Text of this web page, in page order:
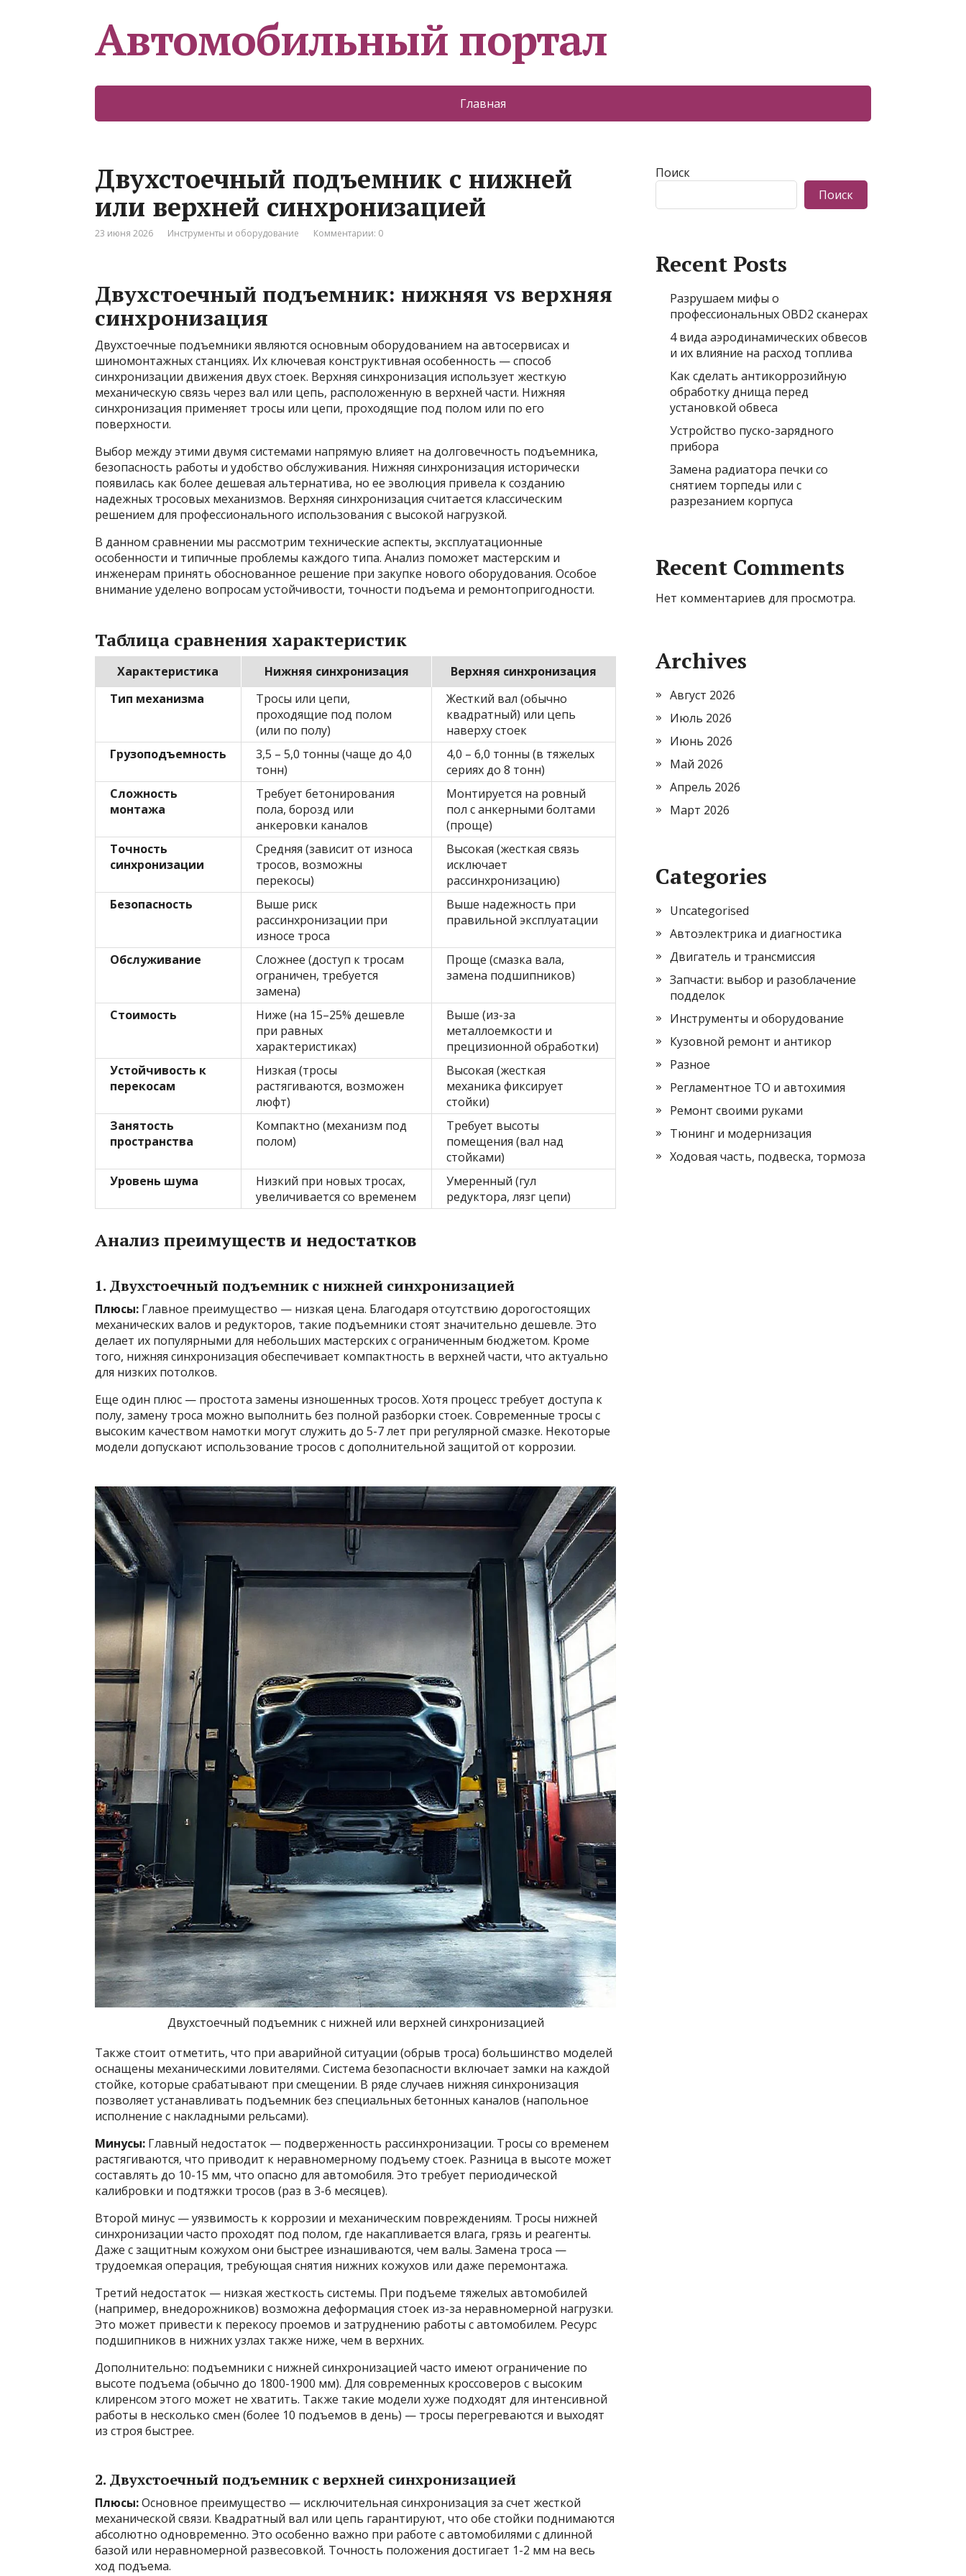
Автомобильный портал
Главная
Двухстоечный подъемник с нижней
или верхней синхронизацией
23 июня 2026 Инструменты и оборудование Комментарии: 0
Двухстоечный подъемник: нижняя vs верхняя
синхронизация
Двухстоечные подъемники являются основным оборудованием на автосервисах и
шиномонтажных станциях. Их ключевая конструктивная особенность — способ
синхронизации движения двух стоек. Верхняя синхронизация использует жесткую
механическую связь через вал или цепь, расположенную в верхней части. Нижняя
синхронизация применяет тросы или цепи, проходящие под полом или по его
поверхности.
Выбор между этими двумя системами напрямую влияет на долговечность подъемника,
безопасность работы и удобство обслуживания. Нижняя синхронизация исторически
появилась как более дешевая альтернатива, но ее эволюция привела к созданию
надежных тросовых механизмов. Верхняя синхронизация считается классическим
решением для профессионального использования с высокой нагрузкой.
В данном сравнении мы рассмотрим технические аспекты, эксплуатационные
особенности и типичные проблемы каждого типа. Анализ поможет мастерским и
инженерам принять обоснованное решение при закупке нового оборудования. Особое
внимание уделено вопросам устойчивости, точности подъема и ремонтопригодности.
Таблица сравнения характеристик
Характеристика Нижняя синхронизация
Верхняя синхронизация
Тип механизма
Тросы или цепи,
проходящие под полом
(или по полу)
Жесткий вал (обычно
квадратный) или цепь
наверху стоек
Грузоподъемность
3,5 – 5,0 тонны (чаще до 4,0
тонн)
4,0 – 6,0 тонны (в тяжелых
сериях до 8 тонн)
Сложность
монтажа
Требует бетонирования
пола, борозд или
анкеровки каналов
Монтируется на ровный
пол с анкерными болтами
(проще)
Точность
синхронизации
Средняя (зависит от износа
тросов, возможны
перекосы)
Высокая (жесткая связь
исключает
рассинхронизацию)
Безопасность
Выше риск
рассинхронизации при
износе троса
Выше надежность при
правильной эксплуатации
Обслуживание
Сложнее (доступ к тросам
ограничен, требуется
замена)
Проще (смазка вала,
замена подшипников)
Стоимость
Ниже (на 15–25% дешевле
при равных
характеристиках)
Выше (из-за
металлоемкости и
прецизионной обработки)
Устойчивость к
перекосам
Низкая (тросы
растягиваются, возможен
люфт)
Высокая (жесткая
механика фиксирует
стойки)
Занятость
пространства
Компактно (механизм под
полом)
Требует высоты
помещения (вал над
стойками)
Уровень шума
Низкий при новых тросах,
увеличивается со временем
Умеренный (гул
редуктора, лязг цепи)
Анализ преимуществ и недостатков
1. Двухстоечный подъемник с нижней синхронизацией
Плюсы: Главное преимущество — низкая цена. Благодаря отсутствию дорогостоящих
механических валов и редукторов, такие подъемники стоят значительно дешевле. Это
делает их популярными для небольших мастерских с ограниченным бюджетом. Кроме
того, нижняя синхронизация обеспечивает компактность в верхней части, что актуально
для низких потолков.
Еще один плюс — простота замены изношенных тросов. Хотя процесс требует доступа к
полу, замену троса можно выполнить без полной разборки стоек. Современные тросы с
высоким качеством намотки могут служить до 5-7 лет при регулярной смазке. Некоторые
модели допускают использование тросов с дополнительной защитой от коррозии.
Двухстоечный подъемник с нижней или верхней синхронизацией
Также стоит отметить, что при аварийной ситуации (обрыв троса) большинство моделей
оснащены механическими ловителями. Система безопасности включает замки на каждой
стойке, которые срабатывают при смещении. В ряде случаев нижняя синхронизация
позволяет устанавливать подъемник без специальных бетонных каналов (напольное
исполнение с накладными рельсами).
Минусы: Главный недостаток — подверженность рассинхронизации. Тросы со временем
растягиваются, что приводит к неравномерному подъему стоек. Разница в высоте может
составлять до 10-15 мм, что опасно для автомобиля. Это требует периодической
калибровки и подтяжки тросов (раз в 3-6 месяцев).
Второй минус — уязвимость к коррозии и механическим повреждениям. Тросы нижней
синхронизации часто проходят под полом, где накапливается влага, грязь и реагенты.
Даже с защитным кожухом они быстрее изнашиваются, чем валы. Замена троса —
трудоемкая операция, требующая снятия нижних кожухов или даже перемонтажа.
Третий недостаток — низкая жесткость системы. При подъеме тяжелых автомобилей
(например, внедорожников) возможна деформация стоек из-за неравномерной нагрузки.
Это может привести к перекосу проемов и затруднению работы с автомобилем. Ресурс
подшипников в нижних узлах также ниже, чем в верхних.
Дополнительно: подъемники с нижней синхронизацией часто имеют ограничение по
высоте подъема (обычно до 1800-1900 мм). Для современных кроссоверов с высоким
клиренсом этого может не хватить. Также такие модели хуже подходят для интенсивной
работы в несколько смен (более 10 подъемов в день) — тросы перегреваются и выходят
из строя быстрее.
2. Двухстоечный подъемник с верхней синхронизацией
Плюсы:Основное преимущество — исключительная синхронизация за счет жесткой
механической связи. Квадратный вал или цепь гарантируют, что обе стойки поднимаются
абсолютно одновременно. Это особенно важно при работе с автомобилями с длинной
базой или неравномерной развесовкой. Точность положения достигает 1-2 мм на весь
ход подъема.
Поиск
Поиск
Recent Posts
Разрушаем мифы о
профессиональных OBD2 сканерах
4 вида аэродинамических обвесов
и их влияние на расход топлива
Как сделать антикоррозийную
обработку днища перед
установкой обвеса
Устройство пуско-зарядного
прибора
Замена радиатора печки со
снятием торпеды или с
разрезанием корпуса
Recent Comments
Нет комментариев для просмотра.
Archives
Август 2026
Июль 2026
Июнь 2026
Май 2026
Апрель 2026
Март 2026
Categories
Uncategorised
Автоэлектрика и диагностика
Двигатель и трансмиссия
Запчасти: выбор и разоблачение
подделок
Инструменты и оборудование
Кузовной ремонт и антикор
Разное
Регламентное ТО и автохимия
Ремонт своими руками
Тюнинг и модернизация
Ходовая часть, подвеска, тормоза